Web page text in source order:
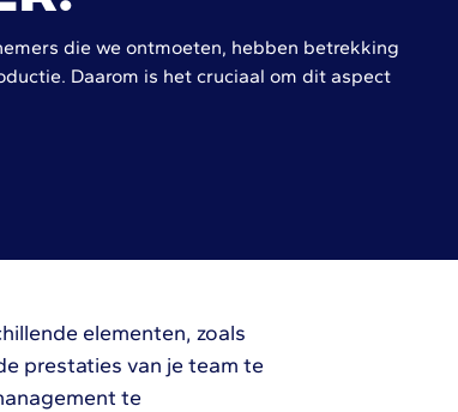
die we ontmoeten, hebben betrekking
Daarom is het cruciaal om dit aspect
elementen, zoals
prestaties van je team te
te